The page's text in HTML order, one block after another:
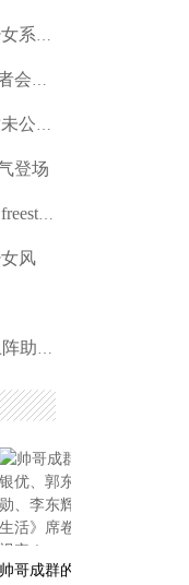
景甜长裙细腰气质出众 满分诠释少女系优雅
中国第一代娱记谈刘德华：没有记者会不喜欢他
黄小蕾控诉迪士尼工作人员 园区暂未公开回应当事
登场
满屏长腿称霸夏天 马思纯机场演绎freestyle
风
王燕阳带你玩转黄小厨市集!素颜上阵助力嫣然天使
何润东夏日写真魅力多变 黑色蕾丝透视西装性感吸
【2024 MBC演技大赏】公开7位大赏候选人！从李荷